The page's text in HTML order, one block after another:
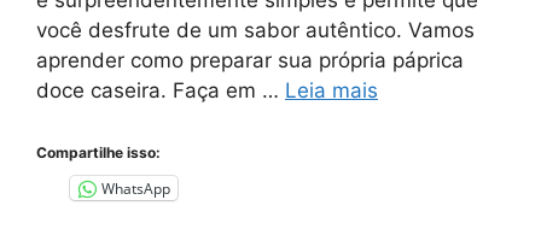
você desfrute de um sabor autêntico. Vamos
aprender como preparar sua própria páprica
doce caseira. Faça em … Leia mais
Compartilhe isso:
WhatsApp